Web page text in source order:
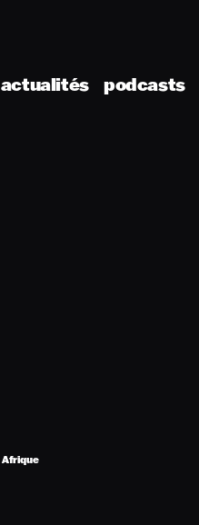
actualités podcasts
Afrique